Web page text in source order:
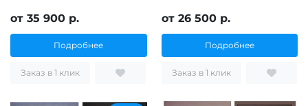
от 35 900 р.
Подробнее
Заказ в 1 клик
от 26 500 р.
Подробнее
Заказ в 1 клик